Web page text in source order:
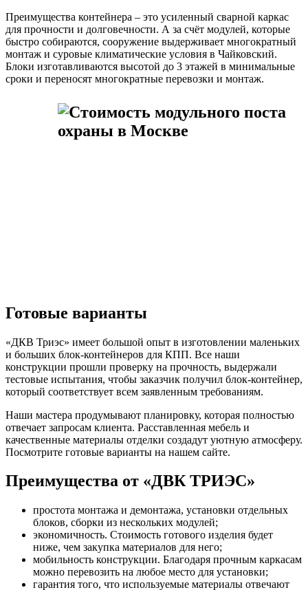
Преимущества контейнера – это усиленный сварной каркас
для прочности и долговечности. А за счёт модулей, которые
быстро собираются, сооружение выдерживает многократный
монтаж и суровые климатические условия в Чайковский.
Блоки изготавливаются высотой до 3 этажей в минимальные
сроки и переносят многократные перевозки и монтаж.
Готовые варианты
«ДКВ Триэс» имеет большой опыт в изготовлении маленьких
и больших блок-контейнеров для КПП. Все наши
конструкции прошли проверку на прочность, выдержали
тестовые испытания, чтобы заказчик получил блок-контейнер,
который соответствует всем заявленным требованиям.
Наши мастера продумывают планировку, которая полностью
отвечает запросам клиента. Расставленная мебель и
качественные материалы отделки создадут уютную атмосферу.
Посмотрите готовые варианты на нашем сайте.
Преимущества от «ДВК ТРИЭС»
простота монтажа и демонтажа, установки отдельных
блоков, сборки из нескольких модулей;
экономичность. Стоимость готового изделия будет
ниже, чем закупка материалов для него;
мобильность конструкции. Благодаря прочным каркасам
можно перевозить на любое место для установки;
гарантия того, что используемые материалы отвечают